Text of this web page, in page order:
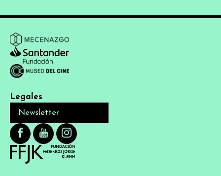
Legales
Newsletter